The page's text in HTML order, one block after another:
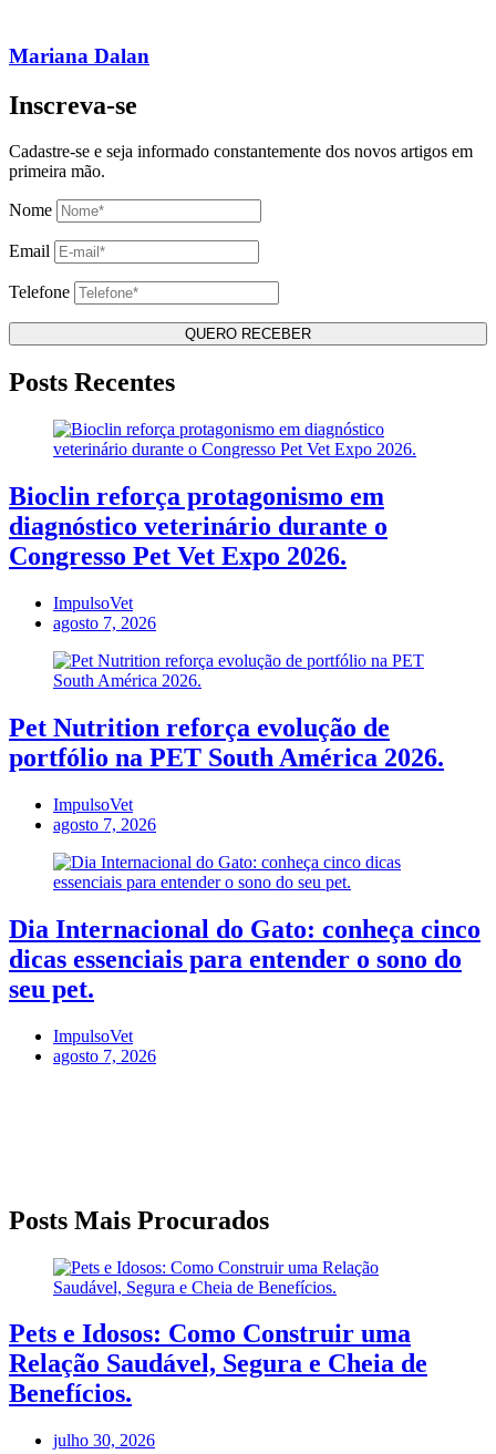
Mariana Dalan
Inscreva-se
Cadastre-se e seja informado constantemente dos novos artigos em
primeira mão.
Nome
Email
Telefone
Posts Recentes
Bioclin reforça protagonismo em
diagnóstico veterinário durante o
Congresso Pet Vet Expo 2026.
ImpulsoVet
agosto 7, 2026
Pet Nutrition reforça evolução de
portfólio na PET South América 2026.
ImpulsoVet
agosto 7, 2026
Dia Internacional do Gato: conheça cinco
dicas essenciais para entender o sono do
seu pet.
ImpulsoVet
agosto 7, 2026
Posts Mais Procurados
Pets e Idosos: Como Construir uma
Relação Saudável, Segura e Cheia de
Benefícios.
julho 30, 2026